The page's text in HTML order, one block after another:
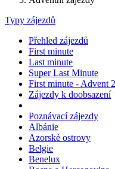
Typy zájezdů
Přehled zájezdů
First minute
Last minute
Super Last Minute
First minute - Advent
Zájezdy k doobsazení
Poznávací zájezdy
Albánie
Azorské ostrovy
Belgie
Benelux